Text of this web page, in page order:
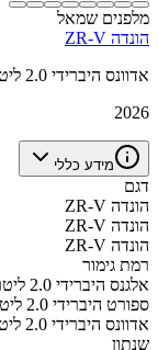
מלפנים שמאל
הונדה ZR-V
אדוונס היברידי 2.0 ליטר (דור 1 מעודכן)
2026
מידע כללי
דגם
הונדה ZR-V
הונדה ZR-V
הונדה ZR-V
רמת גימור
אלגנס היברידי 2.0 ליטר (דור 1 מעודכן)
ספורט היברידי 2.0 ליטר (דור 1 מעודכן)
אדוונס היברידי 2.0 ליטר (דור 1 מעודכן)
שנתון